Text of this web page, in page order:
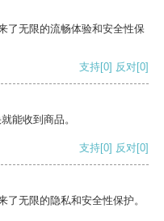
了无限的流畅体验和安全性保
支持[0] 反对[0]
能收到商品。
支持[0] 反对[0]
无限的隐私和安全性保护。